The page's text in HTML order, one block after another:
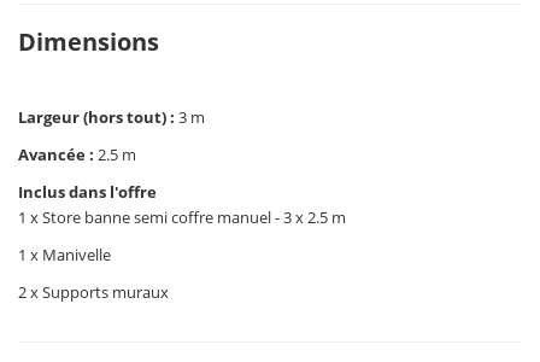
Dimensions
Largeur (hors tout) : 3 m
Avancée : 2.5 m
Inclus dans l'offre
1 x Store banne semi coffre manuel - 3 x 2.5 m
1 x Manivelle
2 x Supports muraux